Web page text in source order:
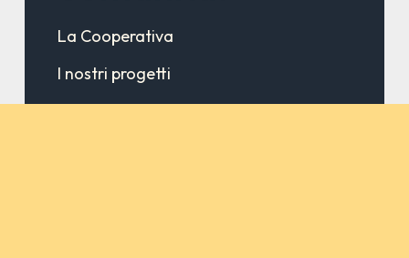
La Cooperativa
I nostri progetti
Come sostenerci